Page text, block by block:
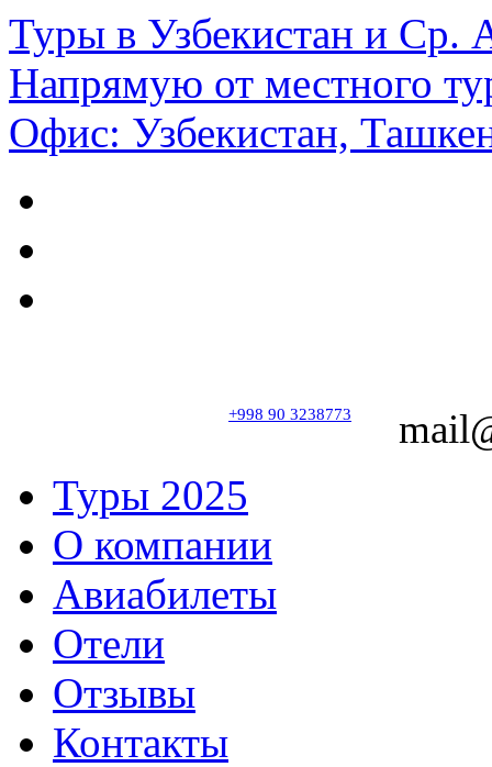
Туры в Узбекистан и Ср.
Напрямую от местного
Офис: Узбекистан,
+998 90 3238773
Туры 2025
О компании
Авиабилеты
Отели
Отзывы
Контакты